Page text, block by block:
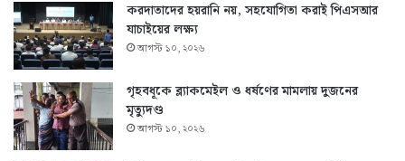
করদাতাদের হয়রানি নয়, সহযোগিতা করাই পিএসআর
যাচাইয়ের লক্ষ্য
আগস্ট ১০, ২০২৬
গৃহবধূকে ব্ল্যাকমেইল ও ধর্ষণের মামলায় দুজনের
মৃত্যুদণ্ড
আগস্ট ১০, ২০২৬